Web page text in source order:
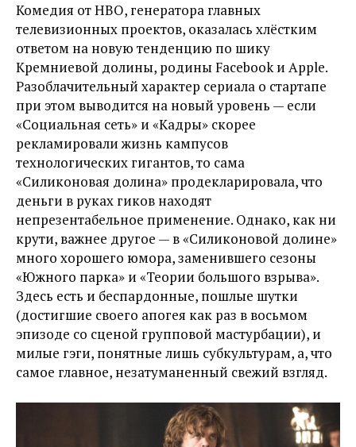
Комедия от HBO, генератора главных
телевизионных проектов, оказалась хлёстким
ответом на новую тенденцию по шику
Кремниевой долины, родины Facebook и Apple.
Разоблачительный характер сериала о стартапе
при этом выводится на новый уровень — если
«Социальная сеть» и «Кадры» скорее
рекламировали жизнь кампусов
технологических гигантов, то сама
«Силиконовая долина» продекларировала, что
деньги в руках гиков находят
непрезентабельное применение. Однако, как ни
крути, важнее другое — в «Силиконовой долине»
много хорошего юмора, заменившего сезоны
«Южного парка» и «Теории большого взрыва».
Здесь есть и беспардонные, пошлые шутки
(достигшие своего апогея как раз в восьмом
эпизоде со сценой групповой мастурбации), и
милые гэги, понятные лишь субкультурам, а, что
самое главное, незатуманенный свежий взгляд.